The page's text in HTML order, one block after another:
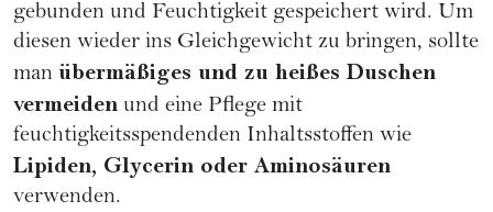
gebunden und Feuchtigkeit gespeichert wird. Um
diesen wieder ins Gleichgewicht zu bringen, sollte
man übermäßiges und zu heißes Duschen
vermeiden und eine Pflege mit
feuchtigkeitsspendenden Inhaltsstoffen wie
Lipiden, Glycerin oder Aminosäuren
verwenden.